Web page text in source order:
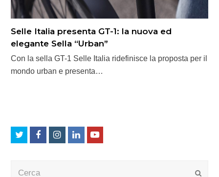
Selle Italia presenta GT-1: la nuova ed
elegante Sella “Urban”
Con la sella GT-1 Selle Italia ridefinisce la proposta per il
mondo urban e presenta…
TwitterFacebookInstagram
LinkedInYoutube